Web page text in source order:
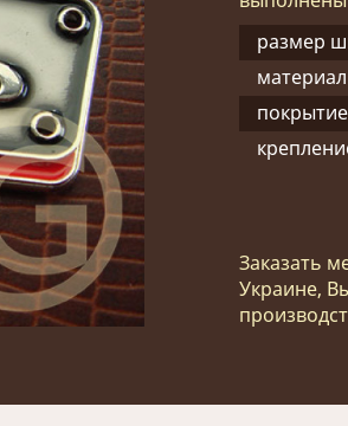
размер
материал
покрытие
Заказать
Украине,